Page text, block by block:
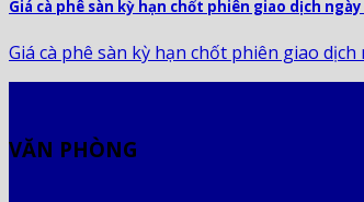
Giá cà phê sàn kỳ hạn chốt phiên giao dịch ngày
Giá cà phê sàn kỳ hạn chốt phiên giao dịch
VĂN PHÒNG